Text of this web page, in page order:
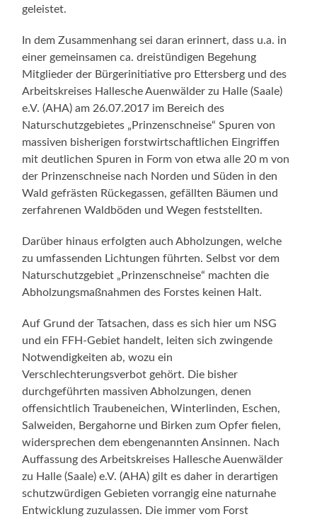
geleistet.
In dem Zusammenhang sei daran erinnert, dass u.a. in
einer gemeinsamen ca. dreistündigen Begehung
Mitglieder der Bürgerinitiative pro Ettersberg und des
Arbeitskreises Hallesche Auenwälder zu Halle (Saale)
e.V. (AHA) am 26.07.2017 im Bereich des
Naturschutzgebietes „Prinzenschneise“ Spuren von
massiven bisherigen forstwirtschaftlichen Eingriffen
mit deutlichen Spuren in Form von etwa alle 20 m von
der Prinzenschneise nach Norden und Süden in den
Wald gefrästen Rückegassen, gefällten Bäumen und
zerfahrenen Waldböden und Wegen feststellten.
Darüber hinaus erfolgten auch Abholzungen, welche
zu umfassenden Lichtungen führten. Selbst vor dem
Naturschutzgebiet „Prinzenschneise“ machten die
Abholzungsmaßnahmen des Forstes keinen Halt.
Auf Grund der Tatsachen, dass es sich hier um NSG
und ein FFH-Gebiet handelt, leiten sich zwingende
Notwendigkeiten ab, wozu ein
Verschlechterungsverbot gehört. Die bisher
durchgeführten massiven Abholzungen, denen
offensichtlich Traubeneichen, Winterlinden, Eschen,
Salweiden, Bergahorne und Birken zum Opfer fielen,
widersprechen dem ebengenannten Ansinnen. Nach
Auffassung des Arbeitskreises Hallesche Auenwälder
zu Halle (Saale) e.V. (AHA) gilt es daher in derartigen
schutzwürdigen Gebieten vorrangig eine naturnahe
Entwicklung zuzulassen. Die immer vom Forst